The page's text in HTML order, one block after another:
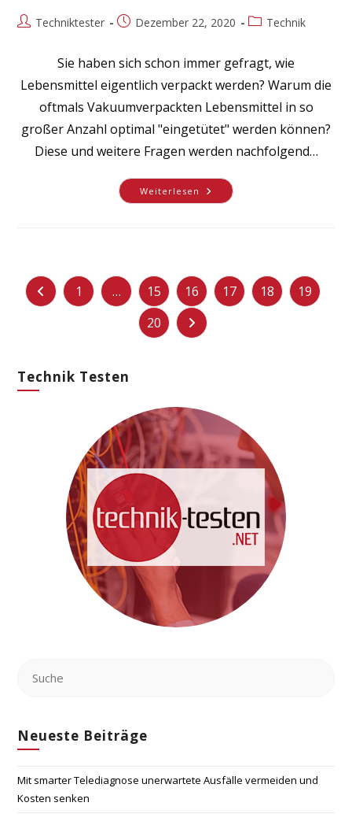
Beitrags-
Techniktester
BeitragDezember 22, 2020
Beitrags-
Technik
Sie haben sich schon immer gefragt, wie
Lebensmittel eigentlich verpackt werden? Warum die
oftmals Vakuumverpackten Lebensmittel in so
großer Anzahl optimal "eingetütet" werden können?
Diese und weitere Fragen werden nachfolgend…
Weiterlesen Verpackungstechnik
–
Gehe zur vorherigen Seite
1 … 15 16 17 18
19
20
Gehe zur nächsten Seite
Technik Testen
Neueste Beiträge
Mit smarter Telediagnose unerwartete Ausfälle vermeiden und
Kosten senken